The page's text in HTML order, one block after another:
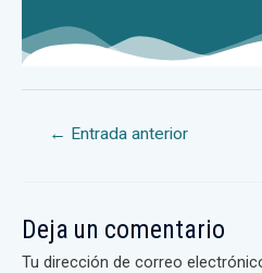
← Entrada anterior
Deja un comentario
Tu dirección de correo